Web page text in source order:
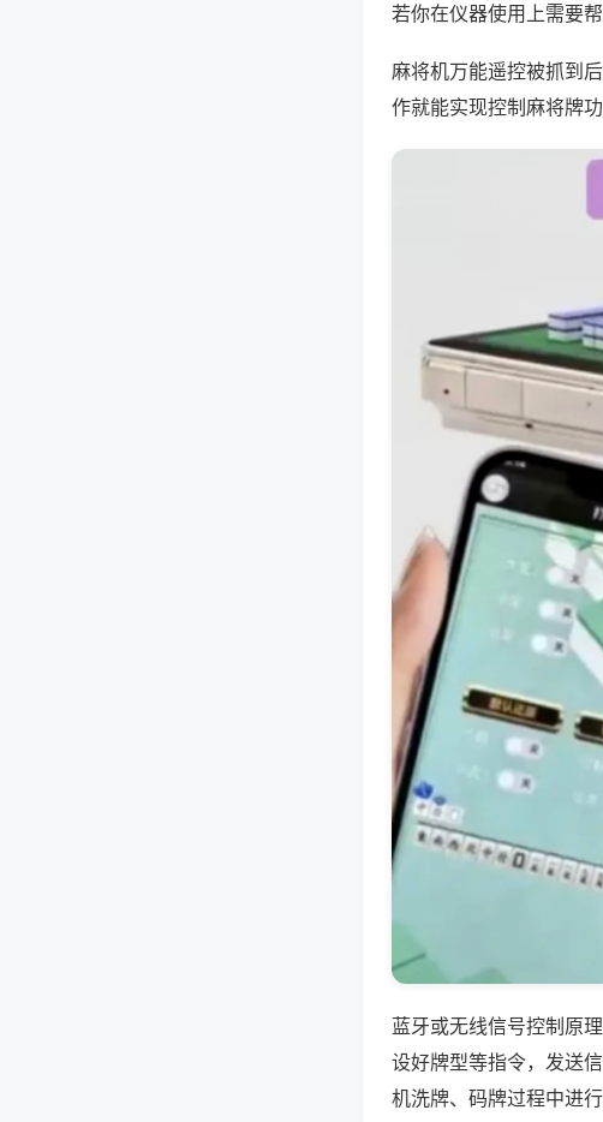
若你在仪器使用上需要
麻将机万能遥控被抓到
作就能实现控制麻将牌
蓝牙或无线信号控制原
设好牌型等指令，发送
机洗牌、码牌过程中进